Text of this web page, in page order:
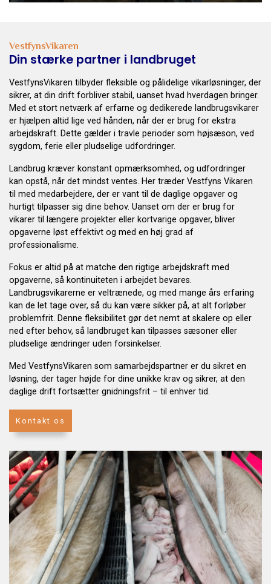
VestfynsVikaren
Din stærke partner i landbruget
VestfynsVikaren tilbyder fleksible og pålidelige vikarløsninger, der
sikrer, at din drift forbliver stabil, uanset hvad hverdagen bringer.
Med et stort netværk af erfarne og dedikerede landbrugsvikarer
er hjælpen altid lige ved hånden, når der er brug for ekstra
arbejdskraft. Dette gælder i travle perioder som højsæson, ved
sygdom, ferie eller pludselige udfordringer.
Landbrug kræver konstant opmærksomhed, og udfordringer
kan opstå, når det mindst ventes. Her træder Vestfyns Vikaren
til med medarbejdere, der er vant til de daglige opgaver og
hurtigt tilpasser sig dine behov. Uanset om der er brug for
vikarer til længere projekter eller kortvarige opgaver, bliver
opgaverne løst effektivt og med en høj grad af
professionalisme.
Fokus er altid på at matche den rigtige arbejdskraft med
opgaverne, så kontinuiteten i arbejdet bevares.
Landbrugsvikarerne er veltrænede, og med mange års erfaring
kan de let tage over, så du kan være sikker på, at alt forløber
problemfrit. Denne fleksibilitet gør det nemt at skalere op eller
ned efter behov, så landbruget kan tilpasses sæsoner eller
pludselige ændringer uden forsinkelser.
Med VestfynsVikaren som samarbejdspartner er du sikret en
løsning, der tager højde for dine unikke krav og sikrer, at den
daglige drift fortsætter gnidningsfrit – til enhver tid.
Kontakt os